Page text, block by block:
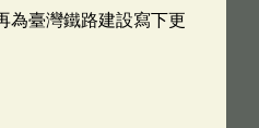
為臺灣鐵路建設寫下更